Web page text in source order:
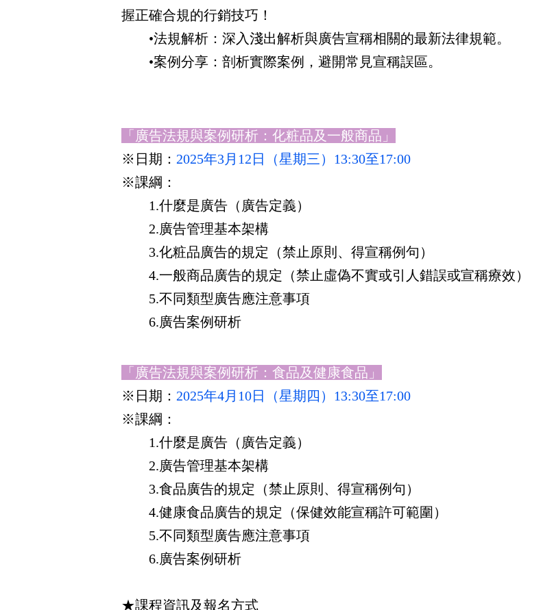
握正確合規的行銷技巧！
•法規解析 ：深入淺出解析與廣告宣稱相關的最新法律規範。
•案例分享 ：剖析實際案例，避開常見宣稱誤區。
「廣告法規與案例研析：化粧品及一般商品」
※ 日期： 2025年3月12日（星期三）13:30至17:00
※課綱：
1.什麼是廣告（廣告定義）
2.廣告管理基本架構
3.化粧品廣告的規定（禁止原則、得宣稱例句）
4.一般商品廣告的規定（禁止虛偽不實或引人錯誤或宣稱療效）
5.不同類型廣告應注意事項
6.廣告案例研析
「廣告法規與案例研析：食品及健康食品」
※ 日期： 2025年4月10日（星期四）13:30至17:00
※課綱：
1.什麼是廣告（廣告定義）
2.廣告管理基本架構
3.食品廣告的規定（禁止原則、得宣稱例句）
4.健康食品廣告的規定（保健效能宣稱許可範圍）
5.不同類型廣告應注意事項
6.廣告案例研析
★課程資訊及報名方式